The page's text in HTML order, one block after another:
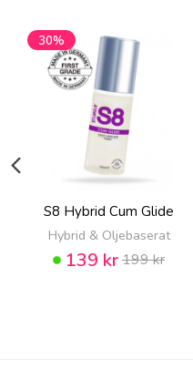
30%
S8 Hybrid Cum Glide
Hybrid & Oljebaserat
139 kr199 kr